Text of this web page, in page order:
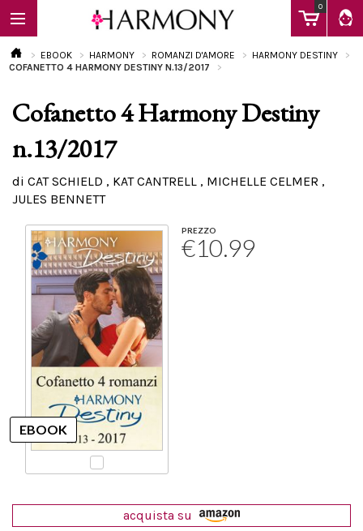
0
EBOOK
Calendario
EBOOK HARMONY ROMANZI D'AMORE
HARMONY DESTINY
COFANETTO 4 HARMONY DESTINY N.13/2017
Cofanetto 4 Harmony Destiny
n.13/2017
di CAT SCHIELD , KAT CANTRELL , MICHELLE CELMER ,
JULES BENNETT
PREZZO
€10.99
acquista su